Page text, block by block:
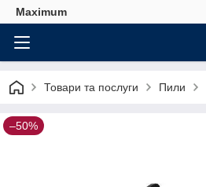
Maximum
Товари та послуги Пили
–50%